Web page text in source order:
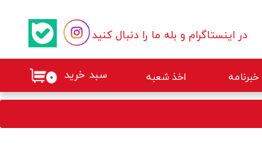
خبرنامه اخذ شعبه ۰ سبد خرید
در اینستاگرام و بله ما را دنبال کنید